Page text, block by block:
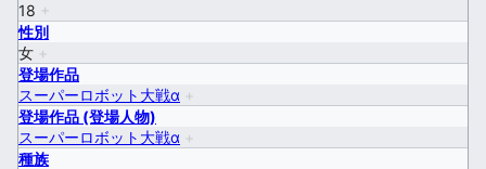
18 +
性別
女 +
登場作品
スーパーロボット大戦α +
登場作品 (登場人物)
スーパーロボット大戦α +
種族